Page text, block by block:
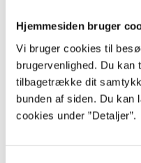
Hjemmesiden bruger
Vi bruger cookies til
brugervenlighed. Du
tilbagetrække dit
bunden af siden. Du
cookies under ”Detaljer”.
Artikler
Alle registrerede
...